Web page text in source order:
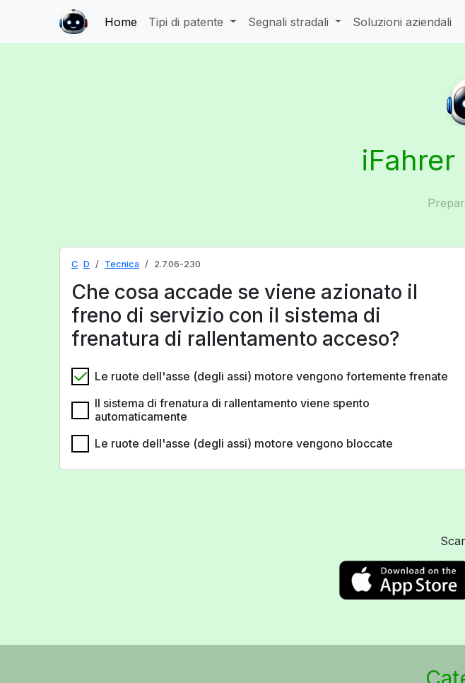
Home Tipi di patente Segnali stradali Soluzioni aziendali
C D Tecnica 2.7.06-230
Che cosa accade se viene azionato il
freno di servizio con il sistema di
frenatura di rallentamento acceso?
Le ruote dell'asse (degli assi) motore vengono fortemente frenate
Il sistema di frenatura di rallentamento viene spento
automaticamente
Le ruote dell'asse (degli assi) motore vengono bloccate